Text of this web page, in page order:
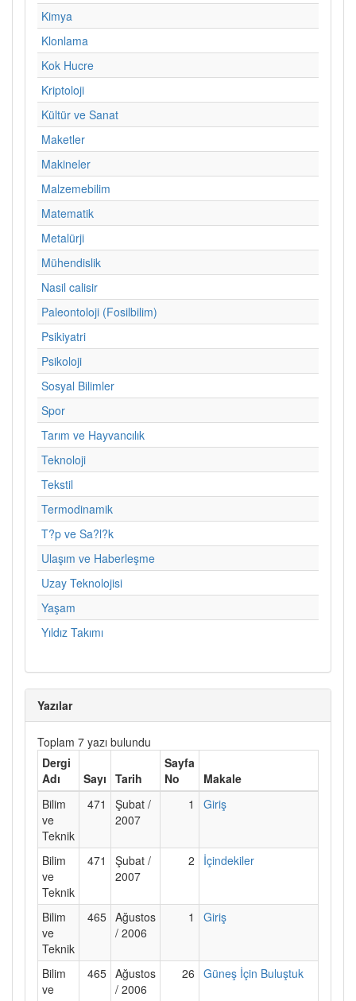
Kimya
Klonlama
Kok Hucre
Kriptoloji
Kültür ve Sanat
Maketler
Makineler
Malzemebilim
Matematik
Metalürji
Mühendislik
Nasil calisir
Paleontoloji (Fosilbilim)
Psikiyatri
Psikoloji
Sosyal Bilimler
Spor
Tarım ve Hayvancılık
Teknoloji
Tekstil
Termodinamik
T?p ve Sa?l?k
Ulaşım ve Haberleşme
Uzay Teknolojisi
Yaşam
Yıldız Takımı
Yazılar
Toplam 7 yazı bulundu
Dergi
Adı
Sayı Tarih
Sayfa
No
Makale
Bilim
ve
Teknik
471
Şubat /
2007
1 Giriş
Bilim
ve
Teknik
471
Şubat /
2007
2 İçindekiler
Bilim
ve
Teknik
465 Ağustos
/ 2006
1 Giriş
Bilim
ve
465 Ağustos
/ 2006
26 Güneş İçin Buluştuk